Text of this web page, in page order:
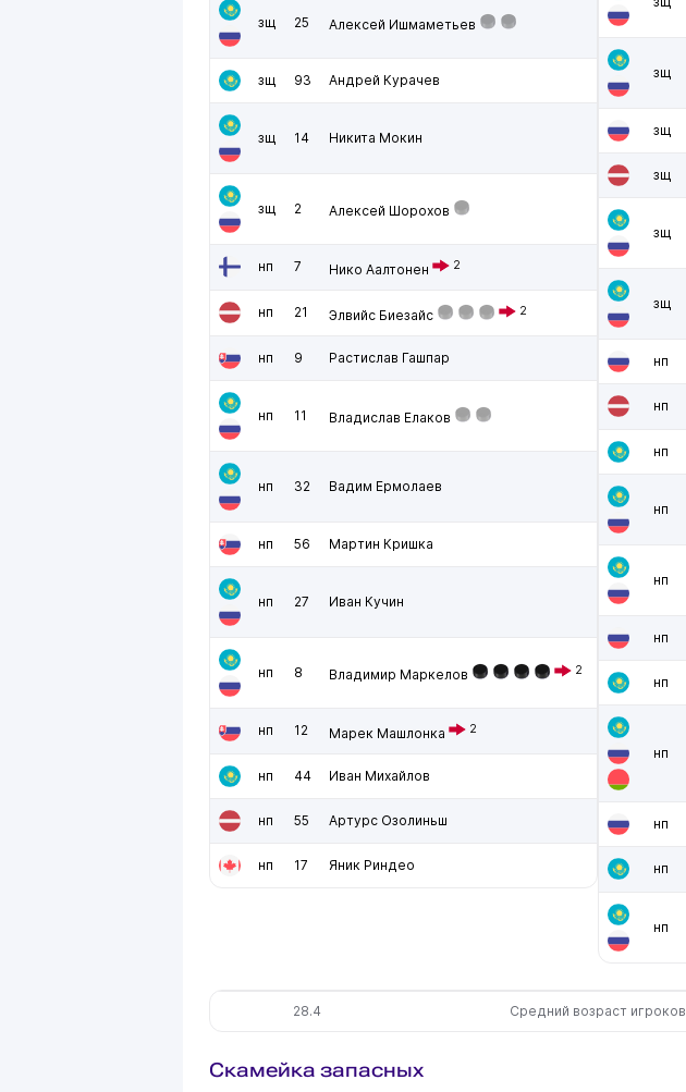
зщ 25 Алексей Ишмаметьев
зщ 93 Андрей Курачев
зщ 14 Никита Мокин
зщ 2 Алексей Шорохов
нп 7 Нико Аалтонен 2
нп 21 Элвийс Биезайс 2
нп 9 Растислав Гашпар
нп 11 Владислав Елаков
нп 32 Вадим Ермолаев
нп 56 Мартин Кришка
нп 27 Иван Кучин
нп 8 Владимир Маркелов 2
нп 12 Марек Машлонка 2
нп 44 Иван Михайлов
нп 55 Артурс Озолиньш
нп 17 Яник Риндео
зщ
зщ
зщ
зщ
зщ
нп
нп
нп
нп
нп
нп
нп
нп
нп
нп
нп
28.4 Средний возраст игроков
Скамейка запасных